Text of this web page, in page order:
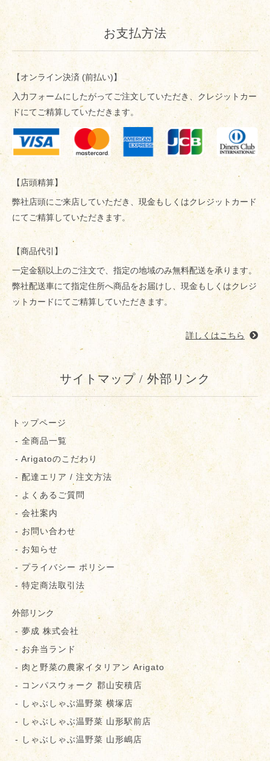
お支払方法
【オンライン決済 (前払い)】
入力フォームにしたがってご注文していただき、クレジットカー
ドにてご精算していただきます。
【店頭精算】
弊社店頭にご来店していただき、現金もしくはクレジットカード
にてご精算していただきます。
【商品代引】
一定金額以上のご注文で、指定の地域のみ無料配送を承ります。
弊社配送車にて指定住所へ商品をお届けし、現金もしくはクレジ
ットカードにてご精算していただきます。
詳しくはこちら
サイトマップ / 外部リンク
トップページ
- 全商品一覧
- Arigatoのこだわり
- 配達エリア / 注文方法
- よくあるご質問
- 会社案内
- お問い合わせ
- お知らせ
- プライバシー ポリシー
- 特定商法取引法
外部リンク
- 夢成 株式会社
- お弁当ランド
- 肉と野菜の農家イタリアン Arigato
- コンパスウォーク 郡⼭安積店
- しゃぶしゃぶ温野菜 横塚店
- しゃぶしゃぶ温野菜 山形駅前店
- しゃぶしゃぶ温野菜 山形嶋店